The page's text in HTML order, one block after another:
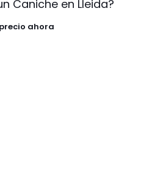
Caniche en Lleida?
ahora